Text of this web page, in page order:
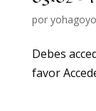
por
Debes
favor